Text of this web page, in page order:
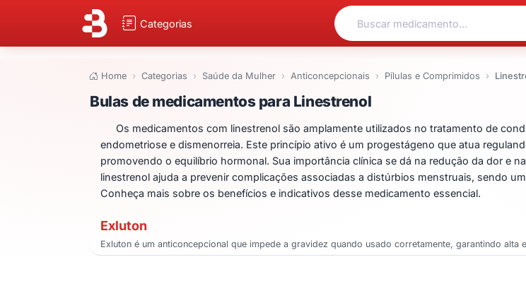
Categorias
Home Categorias Saúde da Mulher Anticoncepcionais Pílulas e Comprimidos
Bulas de medicamentos para
Bulas de medicamentos para Linestrenol
Os medicamentos com linestrenol são amplamente utilizados no tratamento de
endometriose e dismenorreia. Este princípio ativo é um progestágeno que atua
promovendo o equilíbrio hormonal. Sua importância clínica se dá na redução da dor e
linestrenol ajuda a prevenir complicações associadas a distúrbios menstruais, sendo
Conheça mais sobre os benefícios e indicativos desse medicamento essencial.
Exluton
Exluton é um anticoncepcional que impede a gravidez quando usado corretamente, garantindo alta